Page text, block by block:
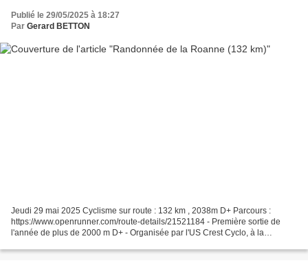
Publié le 29/05/2025 à 18:27
Par Gerard BETTON
Jeudi 29 mai 2025 Cyclisme sur route : 132 km , 2038m D+ Parcours :
https://www.openrunner.com/route-details/21521184 - Première sortie de
l'année de plus de 2000 m D+ - Organisée par l'US Crest Cyclo, à la